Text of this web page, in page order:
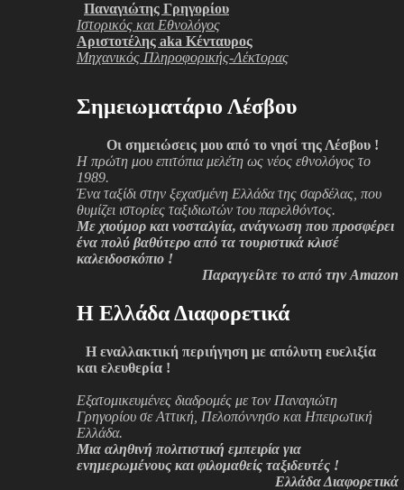
Παναγιώτης Γρηγορίου
Ιστορικός και Εθνολόγος
Αριστοτέλης aka Κένταυρος
Μηχανικός Πληροφορικής-Λέκτορας
Σημειωματάριο Λέσβου
Οι σημειώσεις μου από το νησί της Λέσβου !
Η πρώτη μου επιτόπια μελέτη ως νέος εθνολόγος το
1989.
Ένα ταξίδι στην ξεχασμένη Ελλάδα της σαρδέλας, που
θυμίζει ιστορίες ταξιδιωτών του παρελθόντος.
Με χιούμορ και νοσταλγία, ανάγνωση που προσφέρει
ένα πολύ βαθύτερο από τα τουριστικά κλισέ
καλειδοσκόπιο !
Παραγγείλτε το από την Amazon
H Ελλάδα Διαφορετικά
Η εναλλακτική περιήγηση με απόλυτη ευελιξία
και ελευθερία !
Εξατομικευμένες διαδρομές με τον Παναγιώτη
Γρηγορίου σε Αττική, Πελοπόννησο και Ηπειρωτική
Ελλάδα.
Μια αληθινή πολιτιστική εμπειρία για
ενημερωμένους και φιλομαθείς ταξιδευτές !
Ελλάδα Διαφορετικά